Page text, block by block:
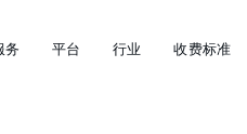
务 平台 行业 收费标准